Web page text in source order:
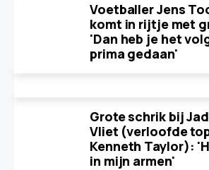
Voetballer Jens
komt in rijtje met
'Dan heb je het
prima gedaan'
Grote schrik bij
Vliet (verloofde
Kenneth Taylor):
in mijn armen'